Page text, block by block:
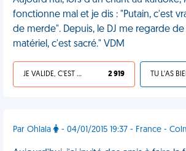
fonctionne mal et je dis : "Putain, c'est
de merde". Depuis, le DJ me regarde de
matériel, c'est sacré." VDM
JE VALIDE, C'EST UNE VDM 2 919
Par Ohlala - 04/01/2015 19:37 - France -